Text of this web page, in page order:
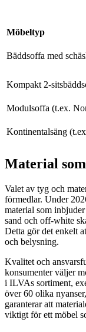
Möbeltyp
Bäddsoffa med
Kompakt 2-
Modulsoffa (t.ex.
Kontinentalsäng
Material
Valet av tyg och
förmedlar. Under
material som
sand och off-white
Detta gör det enkelt
och belysning.
Kvalitet och
konsumenter väljer
i ILVAs sortiment,
över 60 olika
garanterar att
viktigt för ett möbel